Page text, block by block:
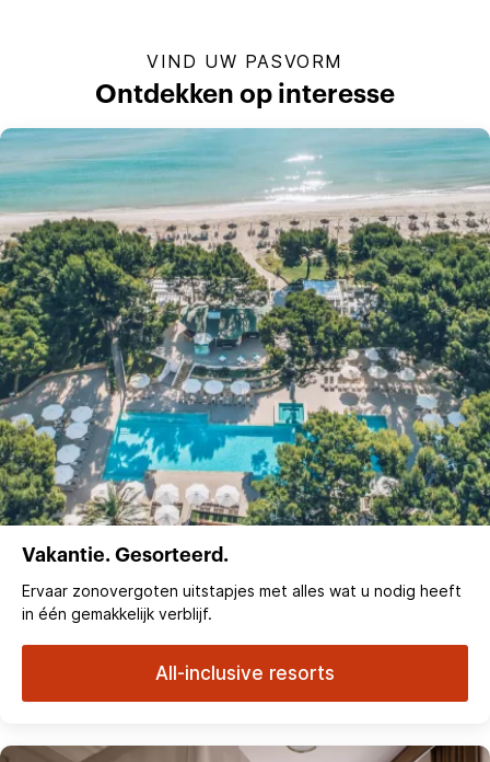
VIND UW PASVORM
Ontdekken op interesse
Vakantie. Gesorteerd.
Ervaar zonovergoten uitstapjes met alles wat u nodig heeft
in één gemakkelijk verblijf.
All-inclusive resorts